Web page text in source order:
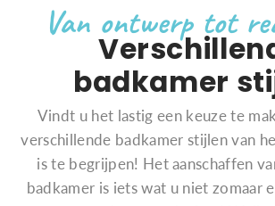
Van ontwerp tot
badkamer
Vindt u het lastig een keuze te
verschillende badkamer stijlen van
is te begrijpen! Het aanschaffen
badkamer is iets wat u niet zomaar